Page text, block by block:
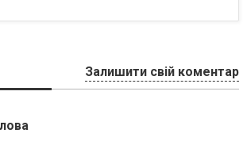
Залишити свій коментар